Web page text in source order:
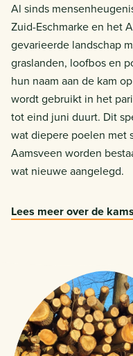
Al sinds
Zuid-Eschmarke en het
gevarieerde landschap
graslanden, loofbos en
hun naam aan de kam
wordt gebruikt in het
tot eind juni duurt. Dit
wat diepere poelen met
Aamsveen worden
wat nieuwe aangelegd.
Lees meer over de